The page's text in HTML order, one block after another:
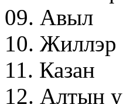
09. Авыл
10. Жиллэр
11. Казан
12. Алтын